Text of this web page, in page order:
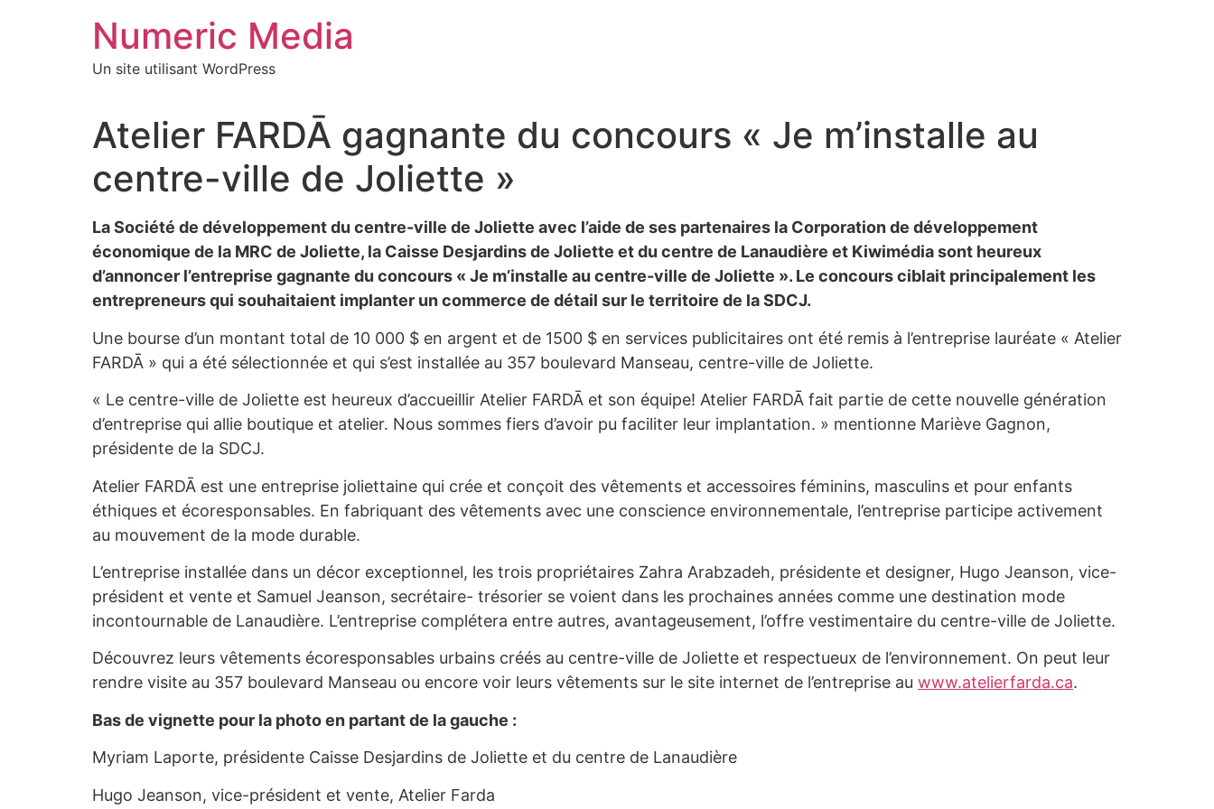
Numeric Media
Un site utilisant WordPress
Atelier FARDĀ gagnante du concours « Je m’installe au
centre-ville de Joliette »
La Société de développement du centre-ville de Joliette avec l’aide de ses partenaires la Corporation de développement
économique de la MRC de Joliette, la Caisse Desjardins de Joliette et du centre de Lanaudière et Kiwimédia sont heureux
d’annoncer l’entreprise gagnante du concours « Je m’installe au centre-ville de Joliette ». Le concours ciblait principalement les
entrepreneurs qui souhaitaient implanter un commerce de détail sur le territoire de la SDCJ.
Une bourse d’un montant total de 10 000 $ en argent et de 1500 $ en services publicitaires ont été remis à l’entreprise lauréate « Atelier
FARDĀ » qui a été sélectionnée et qui s’est installée au 357 boulevard Manseau, centre-ville de Joliette.
« Le centre-ville de Joliette est heureux d’accueillir Atelier FARDĀ et son équipe! Atelier FARDĀ fait partie de cette nouvelle génération
d’entreprise qui allie boutique et atelier. Nous sommes fiers d’avoir pu faciliter leur implantation. » mentionne Mariève Gagnon,
présidente de la SDCJ.
Atelier FARDĀ est une entreprise joliettaine qui crée et conçoit des vêtements et accessoires féminins, masculins et pour enfants
éthiques et écoresponsables. En fabriquant des vêtements avec une conscience environnementale, l’entreprise participe activement
au mouvement de la mode durable.
L’entreprise installée dans un décor exceptionnel, les trois propriétaires Zahra Arabzadeh, présidente et designer, Hugo Jeanson, vice-
président et vente et Samuel Jeanson, secrétaire- trésorier se voient dans les prochaines années comme une destination mode
incontournable de Lanaudière. L’entreprise complétera entre autres, avantageusement, l’offre vestimentaire du centre-ville de Joliette.
Découvrez leurs vêtements écoresponsables urbains créés au centre-ville de Joliette et respectueux de l’environnement. On peut leur
rendre visite au 357 boulevard Manseau ou encore voir leurs vêtements sur le site internet de l’entreprise au www.atelierfarda.ca.
Bas de vignette pour la photo en partant de la gauche :
Myriam Laporte, présidente Caisse Desjardins de Joliette et du centre de Lanaudière
Hugo Jeanson, vice-président et vente, Atelier Farda